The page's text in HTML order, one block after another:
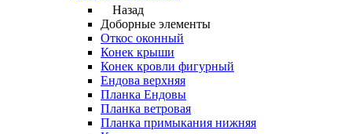
Назад
Доборные элементы
Откос оконный
Конек крыши
Конек кровли фигурный
Ендова верхняя
Планка Ендовы
Планка ветровая
Планка примыкания нижняя